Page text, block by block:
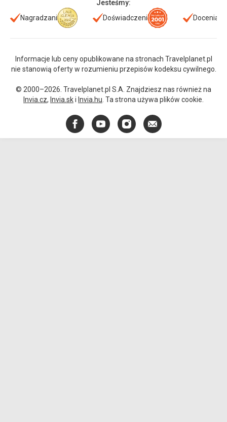
Jesteśmy:
Nagradzani
Doświadczeni Doceniani
Informacje lub ceny opublikowane na stronach Travelplanet.pl
nie stanowią oferty w rozumieniu przepisów kodeksu cywilnego.
© 2000–2026. Travelplanet.pl S.A. Znajdziesz nas również na
Invia.cz, Invia.ski Invia.hu . Ta strona używa plików cookie.
FacebookYouTubeInstagram
E-
mail